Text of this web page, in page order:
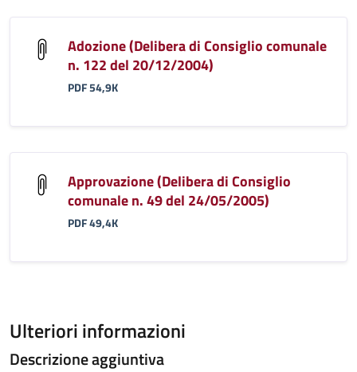
Adozione (Delibera di Consiglio comunale
n. 122 del 20/12/2004)
PDF 54,9K
Approvazione (Delibera di Consiglio
comunale n. 49 del 24/05/2005)
PDF 49,4K
Ulteriori informazioni
Descrizione aggiuntiva